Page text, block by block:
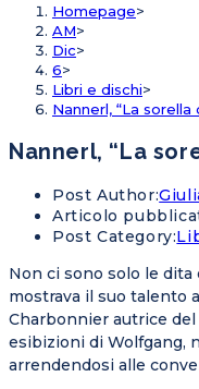
Homepage>
AM>
Dic>
6>
Libri e dischi>
Nannerl, “La
Nannerl, “La
Post Author:
Articolo
Post Category:
Non ci sono solo le dita
mostrava il suo talento
Charbonnier autrice
esibizioni di Wolfgang,
arrendendosi alle